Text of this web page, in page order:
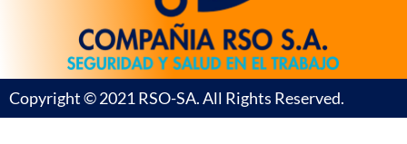
Copyright © 2021 RSO-SA. All Rights Reserved.